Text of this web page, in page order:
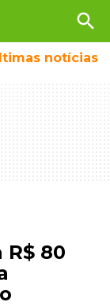
search
notícias
R$ 80